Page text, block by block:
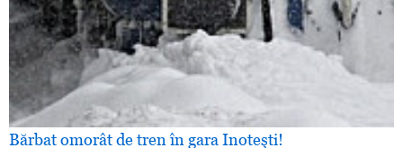
Bărbat omorât de tren în gara Inoteşti!